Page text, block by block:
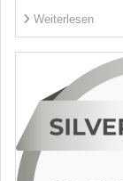
Weiterlesen